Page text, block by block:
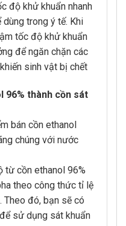
độ khử khuẩn nhanh
trong ý tế. Khi
tốc độ khử khuẩn
để ngăn chặn các
sinh vật bị chết
96% thành cồn sát
bán cồn ethanol
chúng với nước
từ cồn ethanol 96%
theo công thức tỉ lệ
Theo đó, bạn sẽ có
sử dụng sát khuẩn